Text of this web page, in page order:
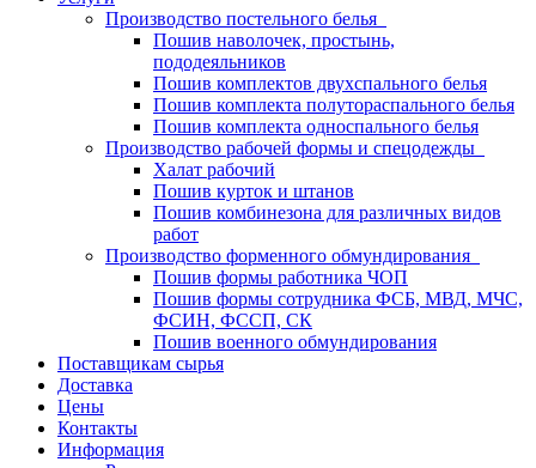
Производство постельного белья
Пошив наволочек, простынь,
пододеяльников
Пошив комплектов двухспального белья
Пошив комплекта полутораспального белья
Пошив комплекта односпального белья
Производство рабочей формы и спецодежды
Халат рабочий
Пошив курток и штанов
Пошив комбинезона для различных видов
работ
Производство форменного обмундирования
Пошив формы работника ЧОП
Пошив формы сотрудника ФСБ, МВД, МЧС,
ФСИН, ФССП, СК
Пошив военного обмундирования
Поставщикам сырья
Доставка
Цены
Контакты
Информация